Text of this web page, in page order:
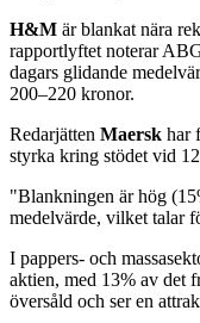
H&M är blankat nära
rapportlyftet noterar
dagars glidande
200–220 kronor.
Redarjätten Maersk har
styrka kring stödet vid
"Blankningen är hög
medelvärde, vilket talar
I pappers- och
aktien, med 13% av det
översåld och ser en